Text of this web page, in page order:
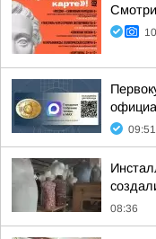
09:51
08:36